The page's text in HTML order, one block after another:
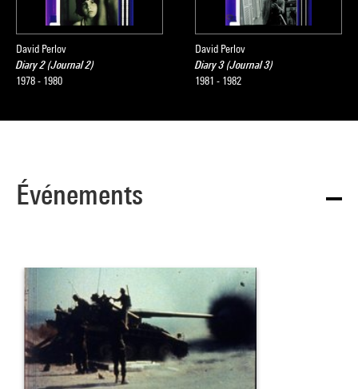
David Perlov
Diary 2 (Journal 2)
1978 - 1980
David Perlov
Diary 3 (Journal 3)
1981 - 1982
Événements